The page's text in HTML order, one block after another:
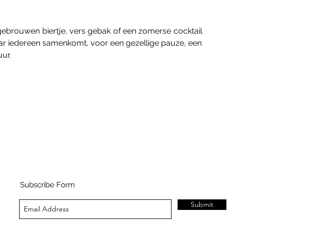
biertje, vers gebak of een zomerse cocktail
iedereen samenkomt, voor een gezellige pauze, een
Subscribe Form
Submit